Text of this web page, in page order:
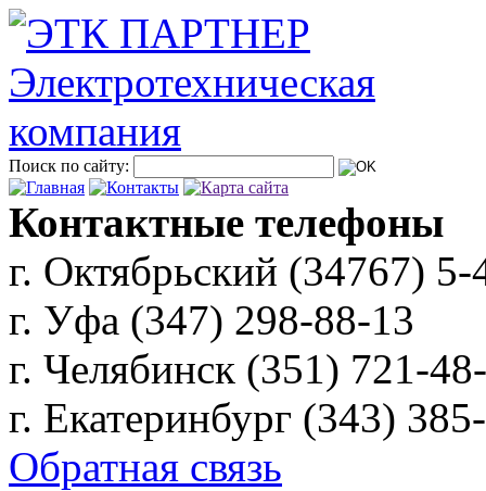
Поиск по сайту:
Контактные телефоны
г. Октябрьский (34767) 5-
г. Уфа (347) 298-88-13
г. Челябинск (351) 721-
г. Екатеринбург (343)
Обратная связь